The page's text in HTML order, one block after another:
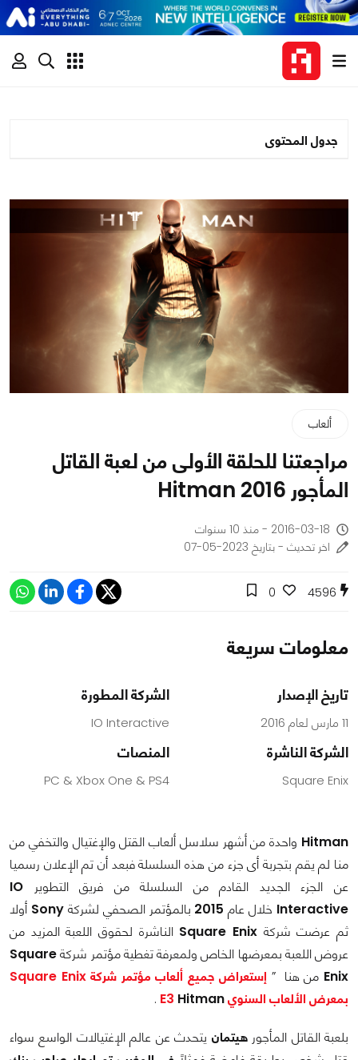
جدول المحتوى
ألعاب
مراجعتنا للحلقة الأولى من لعبة القاتل
المأجور Hitman 2016
2016-03-18 - منذ 10 سنوات
اخر تحديث - بتاريخ 2023-05-07
4596
0
معلومات سريعة
تاريخ الإصدار
11 مارس لعام 2016
الشركة المطورة
IO Interactive
الشركة الناشرة
Square Enix
المنصات
PC & Xbox One & PS4
Hitman واحدة من أشهر سلاسل ألعاب القتل والإغتيال والتخفي من
منا لم يقم بتجربة أى جزء من هذه السلسلة فبعد أن تم الإعلان رسميا
عن الجزء الجديد القادم من السلسلة من فريق التطوير IO
Interactive خلال عام 2015 بالمؤتمر الصحفي لشركةSony أولا
ثم عرضت شركة Square Enix الناشرة لحقوق اللعبة المزيد من
عروض اللعبة بمعرضها الخاص ولمعرفة تغطية مؤتمر شركةSquare
Enix من هنا ”
إستعراض جميع ألعاب مؤتمر شركة Square Enix
بمعرض الألعاب السنوي E3Hitman
.
بلعبة القاتل المأجورهيتمان يتحدث عن عالم الإغتيالات الواسع سواء